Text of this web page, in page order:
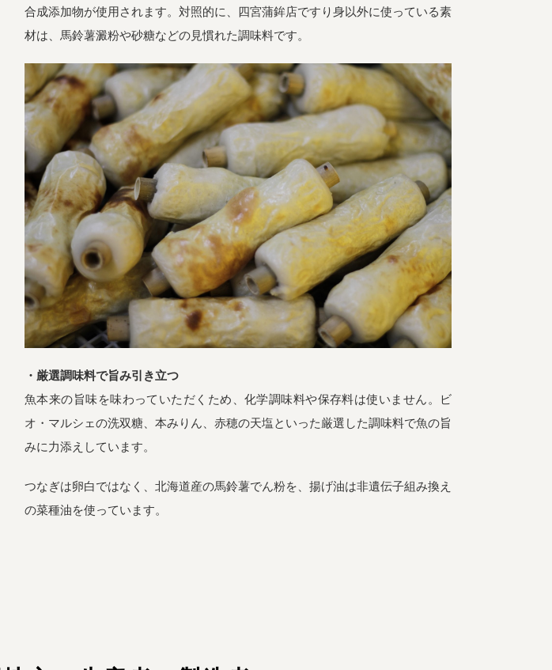
宅配サービス紹介
有機野菜の
トップページ ビオ・マルシェの想い
宅配サービスについて 読みもの・NEWS
ビオ・マルシェの商品 ご利用ガイド
よくある質問 オーガニックって何
お届け情報 生産者・製造者
取扱店 ビオママクラブ
お問い合わせ 放射性物質への対応
会社概要 採用情報
業務用卸 SDGsへの取り組み
合成添加物が使用されます。対照的に、四宮蒲鉾店ですり身以外に使っている素
材は、馬鈴薯澱粉や砂糖などの見慣れた調味料です。
・厳選調味料で旨み引き立つ
魚本来の旨味を味わっていただくため、化学調味料や保存料は使いません。ビ
オ・マルシェの洗双糖、本みりん、赤穂の天塩といった厳選した調味料で魚の旨
みに力添えしています。
つなぎは卵白ではなく、北海道産の馬鈴薯でん粉を、揚げ油は非遺伝子組み換え
の菜種油を使っています。